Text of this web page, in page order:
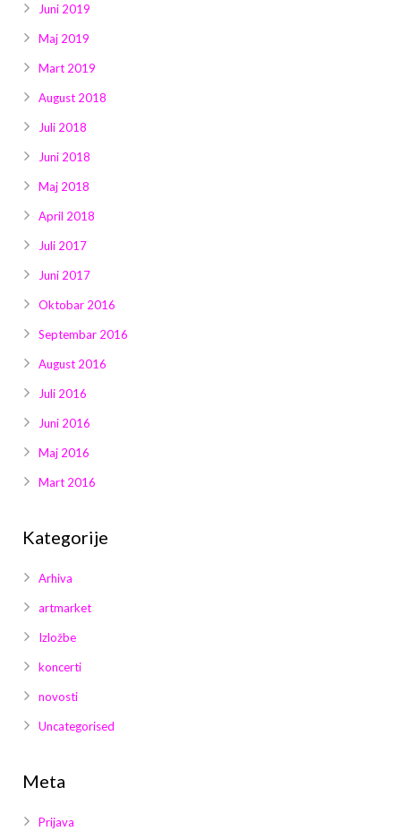
Juni 2019
Maj 2019
Mart 2019
August 2018
Juli 2018
Juni 2018
Maj 2018
April 2018
Juli 2017
Juni 2017
Oktobar 2016
Septembar 2016
August 2016
Juli 2016
Juni 2016
Maj 2016
Mart 2016
Kategorije
Arhiva
artmarket
Izložbe
koncerti
novosti
Uncategorised
Meta
Prijava